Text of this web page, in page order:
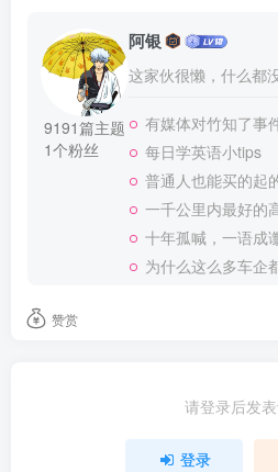
9191篇主题
1个粉丝
阿银
这家伙很懒，什么都
有媒体对竹知了事
每日学英语小tips
普通人也能买的起的全球顶
一千公里内最好的
十年孤喊，一语成
为什么这么多车企都会不
赞赏
请登录后发
登录